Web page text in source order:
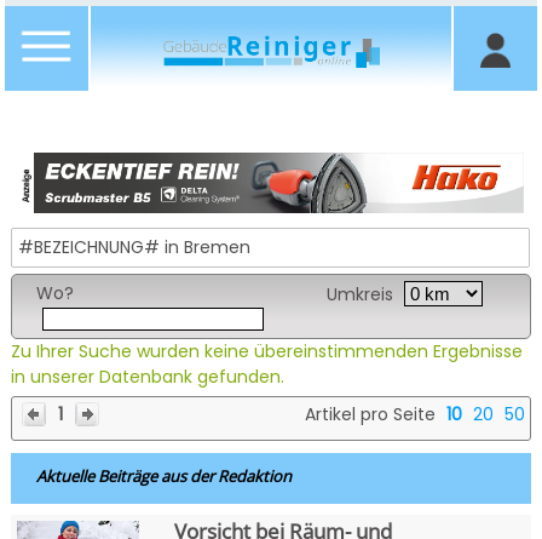
#BEZEICHNUNG# in Bremen
Wo?
Umkreis
Zu Ihrer Suche wurden keine übereinstimmenden Ergebnisse
in unserer Datenbank gefunden.
1
Artikel pro Seite 10 20 50
Aktuelle Beiträge aus der Redaktion
Vorsicht bei Räum- und